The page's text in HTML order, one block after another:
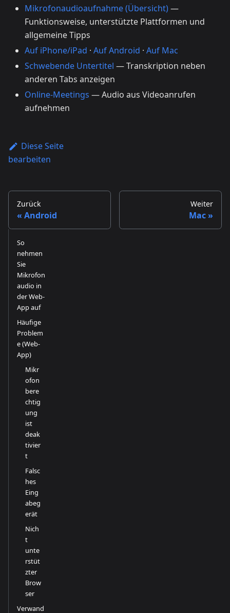
Mikrofonaudioaufnahme (Übersicht)—
Funktionsweise, unterstützte Plattformen und
allgemeine Tipps
Auf iPhone/iPad · Auf Android · Auf Mac
Schwebende Untertitel — Transkription neben
anderen Tabs anzeigen
Online-Meetings — Audio aus Videoanrufen
aufnehmen
Diese Seite
bearbeiten
Zurück
Android
Weiter
Mac
So
nehmen
Sie
Mikrofon
audio in
der Web-
App auf
Häufige
Problem
e (Web-
App)
Mikr
ofon
bere
chtig
ung
ist
deak
tivier
t
Falsc
hes
Eing
abeg
erät
Nich
t
unte
rstüt
zter
Brow
ser
Verwand